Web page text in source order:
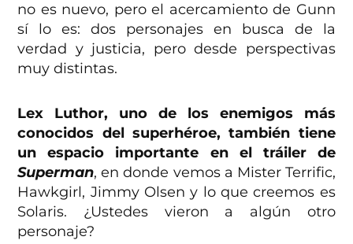
no es nuevo, pero el acercamiento de Gunn
sí lo es: dos personajes en busca de la
verdad y justicia, pero desde perspectivas
muy distintas.
Lex Luthor, uno de los enemigos más
conocidos del superhéroe, también tiene
un espacio importante en el tráiler de
Superman, en donde vemos a Mister Terrific,
Hawkgirl, Jimmy Olsen y lo que creemos es
Solaris. ¿Ustedes vieron a algún otro
personaje?